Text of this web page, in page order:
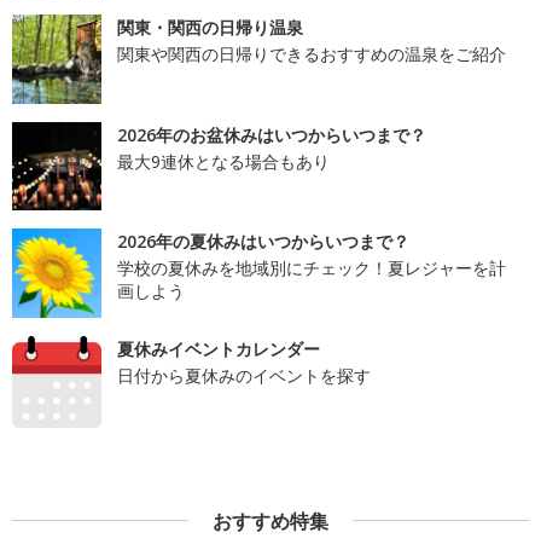
関東・関西の日帰り温泉
関東や関西の日帰りできるおすすめの温泉をご紹介
2026年のお盆休みはいつからいつまで？
最大9連休となる場合もあり
2026年の夏休みはいつからいつまで？
学校の夏休みを地域別にチェック！夏レジャーを計
画しよう
夏休みイベントカレンダー
日付から夏休みのイベントを探す
おすすめ特集